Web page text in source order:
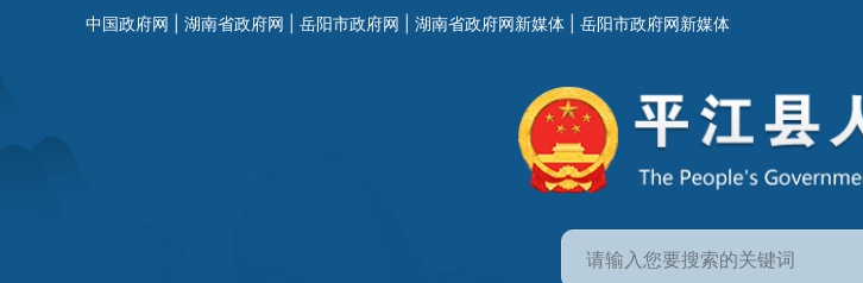
中国政府网 湖南省政府网 岳阳市政府网 湖南省政府网新媒体 岳阳市政府网新媒体